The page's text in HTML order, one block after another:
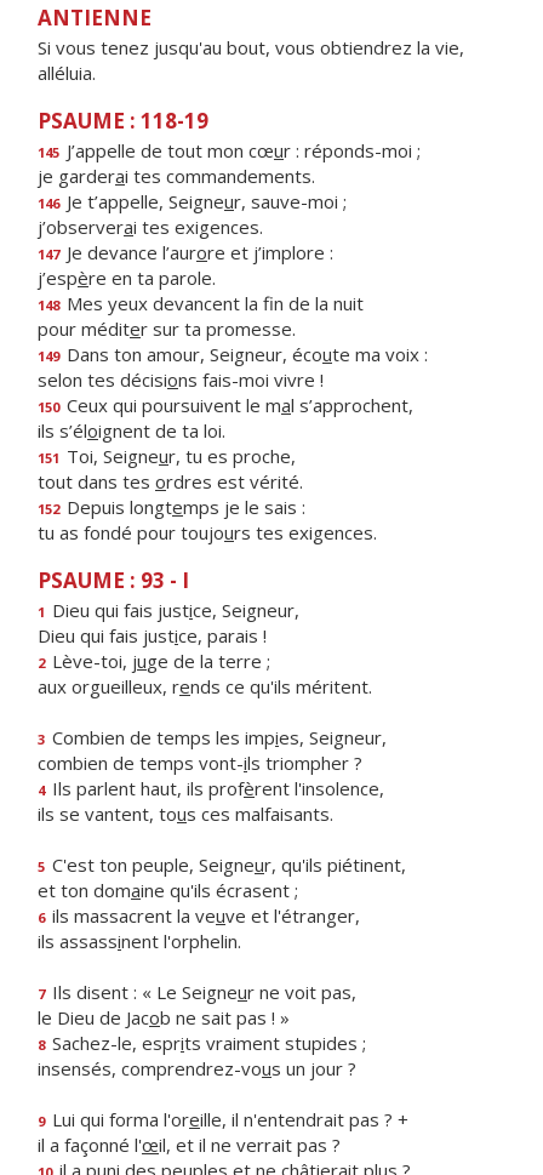
ANTIENNE
Si vous tenez jusqu'au bout, vous obtiendrez la vie,
alléluia.
PSAUME : 118-19
145 J’appelle de tout mon cœur : réponds-moi ;
je garderai tes commandements.
146 Je t’appelle, Seigneur, sauve-moi ;
j’observerai tes exigences.
147 Je devance l’aurore et j’implore :
j’espère en ta parole.
148 Mes yeux devancent la fn de la nuit
pour méditer sur ta promesse.
149 Dans ton amour, Seigneur, écoute ma voix :
selon tes décisions fais-moi vivre !
150 Ceux qui poursuivent le mal s’approchent,
ils s’éloignent de ta loi.
151 Toi, Seigneur, tu es proche,
tout dans tes ordres est vérité.
152 Depuis longtemps je le sais :
tu as fondé pour toujours tes exigences.
PSAUME : 93 - I
1 Dieu qui fais justice, Seigneur,
Dieu qui fais justice, parais !
2 Lève-toi, juge de la terre ;
aux orgueilleux, rends ce qu'ils méritent.
3 Combien de temps les impies, Seigneur,
combien de temps vont-ils triompher ?
4 Ils parlent haut, ils profèrent l'insolence,
ils se vantent, tous ces malfaisants.
5 C'est ton peuple, Seigneur, qu'ils piétinent,
et ton domaine qu'ils écrasent ;
6 ils massacrent la veuve et l'étranger,
ils assassinent l'orphelin.
7 Ils disent : « Le Seigneur ne voit pas,
le Dieu de Jacob ne sait pas ! »
8 Sachez-le, esprits vraiment stupides ;
insensés, comprendrez-vous un jour ?
9 Lui qui forma l'oreille, il n'entendrait pas ? +
il a façonné l'œil, et il ne verrait pas ?
il a puni des peuples et ne châtierait plus ?